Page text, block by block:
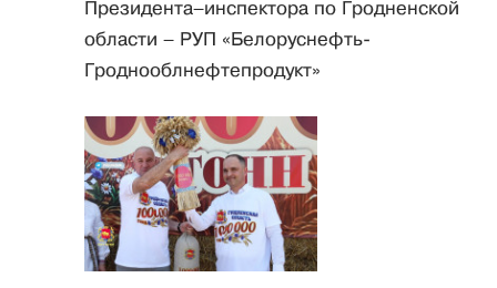
Президента–инспектора по Гродненской
области – РУП «Белоруснефть-
Гроднооблнефтепродукт»